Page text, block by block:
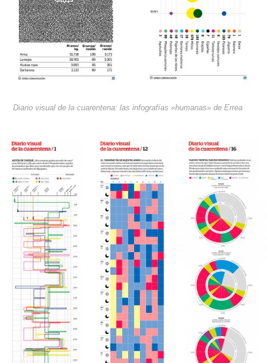
Diario visual de la cuarentena: las infografías «humanas» de Errea